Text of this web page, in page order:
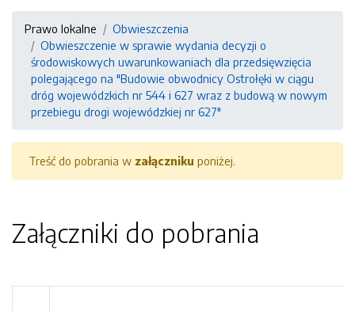
Prawo lokalne
Obwieszczenia
Obwieszczenie w sprawie wydania decyzji o
środowiskowych uwarunkowaniach dla przedsięwzięcia
polegającego na "Budowie obwodnicy Ostrołęki w ciągu
dróg wojewódzkich nr 544 i 627 wraz z budową w nowym
przebiegu drogi wojewódzkiej nr 627"
Treść do pobrania w załączniku poniżej.
Załączniki do pobrania